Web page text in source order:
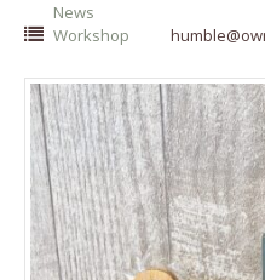
News
Workshop